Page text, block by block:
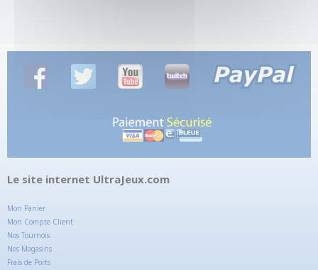
Le site internet UltraJeux.com
Mon Panier
Mon Compte Client
Nos Tournois
Nos Magasins
Frais de Ports